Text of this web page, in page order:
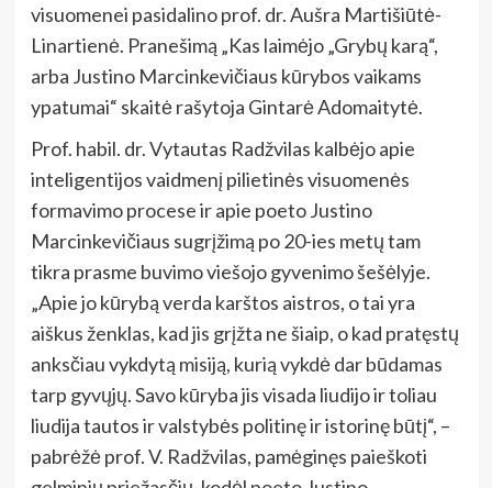
visuomenei pasidalino prof. dr. Aušra Martišiūtė-
Linartienė. Pranešimą „Kas laimėjo „Grybų karą“,
arba Justino Marcinkevičiaus kūrybos vaikams
ypatumai“ skaitė rašytoja Gintarė Adomaitytė.
Prof. habil. dr. Vytautas Radžvilas kalbėjo apie
inteligentijos vaidmenį pilietinės visuomenės
formavimo procese ir apie poeto Justino
Marcinkevičiaus sugrįžimą po 20-ies metų tam
tikra prasme buvimo viešojo gyvenimo šešėlyje.
„Apie jo kūrybą verda karštos aistros, o tai yra
aiškus ženklas, kad jis grįžta ne šiaip, o kad pratęstų
anksčiau vykdytą misiją, kurią vykdė dar būdamas
tarp gyvųjų. Savo kūryba jis visada liudijo ir toliau
liudija tautos ir valstybės politinę ir istorinę būtį“, –
pabrėžė prof. V. Radžvilas, pamėginęs paieškoti